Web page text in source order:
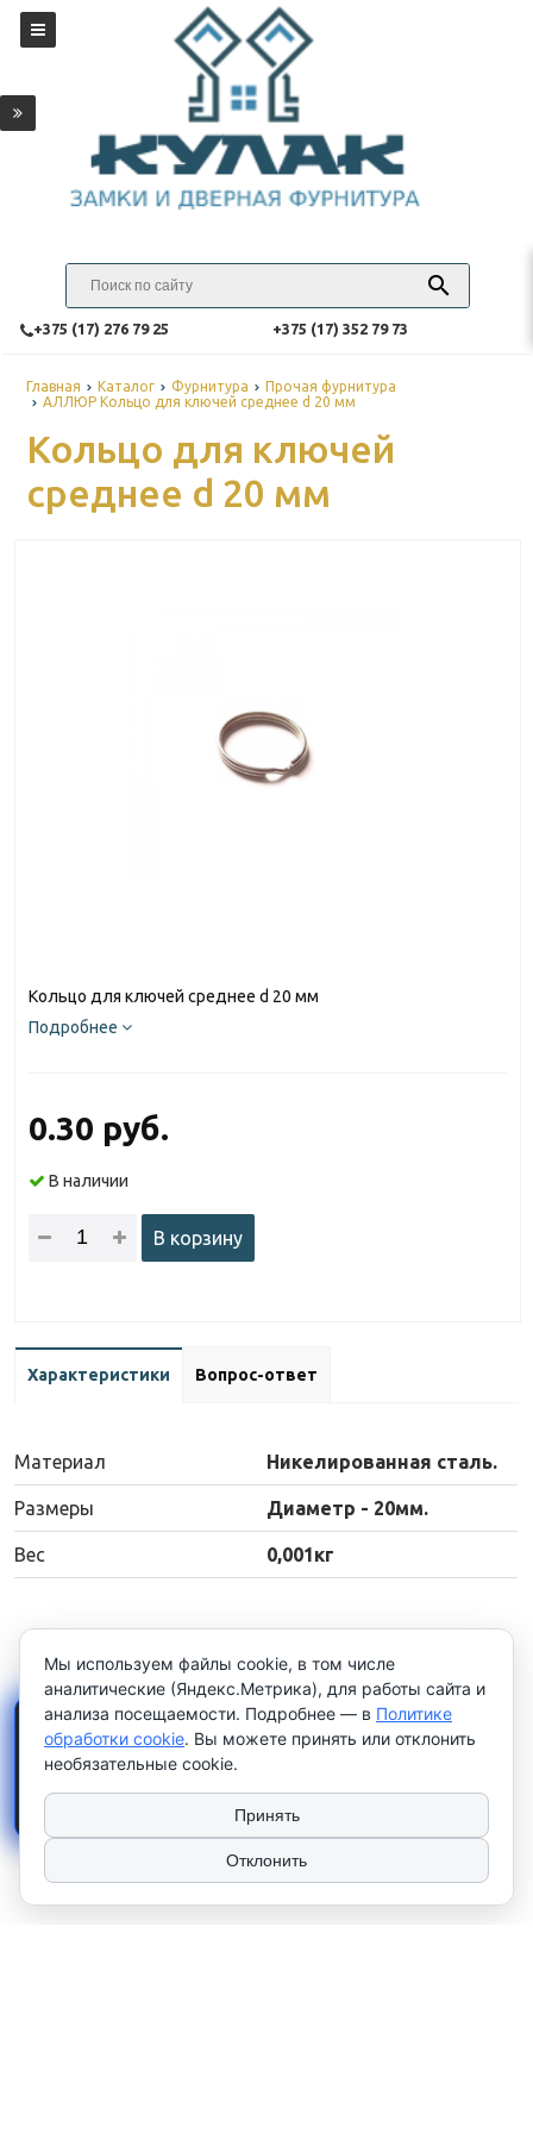
‎+375 (17) 276 79 25 ‎+375 (17) 352 79 73
Главная Каталог Фурнитура
Прочая фурнитура
АЛЛЮР Кольцо для ключей среднее d 20 мм
Кольцо для ключей
среднее d 20 мм
Кольцо для ключей среднее d 20 мм
Подробнее
0.30 руб.
В наличии
В корзину
Характеристики Вопрос-ответ
Материал Никелированная сталь.
Размеры Диаметр - 20мм.
Вес 0,001кг
Мы используем файлы cookie, в том числе
аналитические (Яндекс.Метрика), для работы сайта и
анализа посещаемости. Подробнее — в Политике
обработки cookie. Вы можете принять или отклонить
необязательные cookie.
Принять
Отклонить
×
Работаем только с
юридическими лицами и
индивидуальными
предпринимателями. Цены